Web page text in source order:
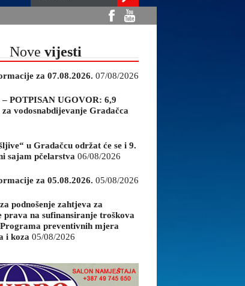
Nove vijesti
za 07.08.2026. 07/08/2026
POTPISAN UGOVOR: 6,9
vodosnabdijevanje Gradačca
u Gradačcu održat će se i 9.
sajam pčelarstva 06/08/2026
za 05.08.2026. 05/08/2026
podnošenje zahtjeva za
prava na sufinansiranje troškova
preventivnih mjera
i koza 05/08/2026